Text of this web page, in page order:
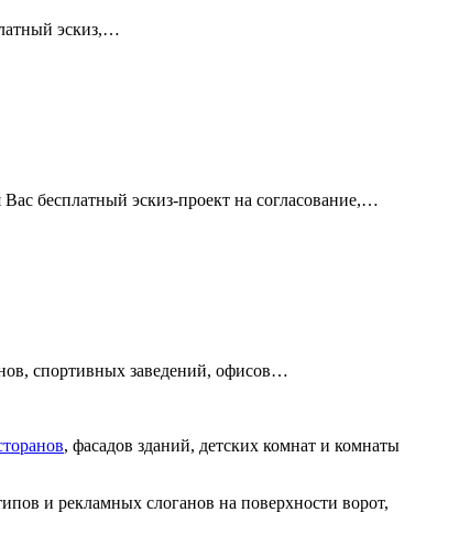
эскиз,…
бесплатный эскиз-проект на согласование,…
спортивных заведений, офисов…
, фасадов зданий, детских комнат и комнаты
и рекламных слоганов на поверхности ворот,